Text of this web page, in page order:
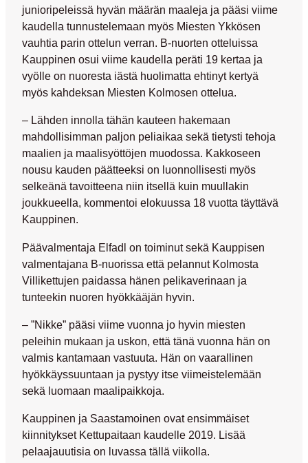
junioripeleissä hyvän määrän maaleja ja pääsi viime
kaudella tunnustelemaan myös Miesten Ykkösen
vauhtia parin ottelun verran. B-nuorten otteluissa
Kauppinen osui viime kaudella peräti 19 kertaa ja
vyölle on nuoresta iästä huolimatta ehtinyt kertyä
myös kahdeksan Miesten Kolmosen ottelua.
– Lähden innolla tähän kauteen hakemaan
mahdollisimman paljon peliaikaa sekä tietysti tehoja
maalien ja maalisyöttöjen muodossa. Kakkoseen
nousu kauden päätteeksi on luonnollisesti myös
selkeänä tavoitteena niin itsellä kuin muullakin
joukkueella, kommentoi elokuussa 18 vuotta täyttävä
Kauppinen.
Päävalmentaja Elfadl on toiminut sekä Kauppisen
valmentajana B-nuorissa että pelannut Kolmosta
Villikettujen paidassa hänen pelikaverinaan ja
tunteekin nuoren hyökkääjän hyvin.
– ”Nikke” pääsi viime vuonna jo hyvin miesten
peleihin mukaan ja uskon, että tänä vuonna hän on
valmis kantamaan vastuuta. Hän on vaarallinen
hyökkäyssuuntaan ja pystyy itse viimeistelemään
sekä luomaan maalipaikkoja.
Kauppinen ja Saastamoinen ovat ensimmäiset
kiinnitykset Kettupaitaan kaudelle 2019. Lisää
pelaajauutisia on luvassa tällä viikolla.